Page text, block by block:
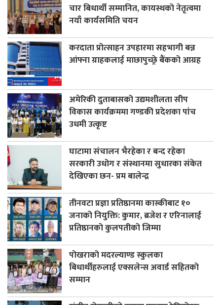
चार बिधार्थी सम्मानित, कायस्थको नेतृत्वमा
नयाँ कार्यसमिति चयन
करदाता प्रोत्साहन उपहारमा सहभागी बन्न
आंफ्ना ग्राहकलाई माछापुच्छ्रे बैंकको आग्रह
अमेरिकी दुताबासको उद्यमशीलता सीप
विकास कार्यक्रममा गण्डकी प्रदेशका पांच
उधमी उत्कृष्ट
घाटामा संचालन भैरहेका र बन्द रहेका
सरकारी उधोग र संस्थानमा सुधारका संकेत
देखिएका छन- प्रम बालेन्द्र
तीनवटा प्रज्ञा प्रतिष्ठानमा कास्कीबाट १०
जनाको नियुक्ति: कुमार, ब्रजेश र एरिनालाई
प्रतिष्ठानको कुलपतीको जिम्मा
पोखराको मदरल्याण्ड स्कुलका
बिधार्थीहरुलाई एक्सलेन्स अवार्ड सहितको
सम्मान